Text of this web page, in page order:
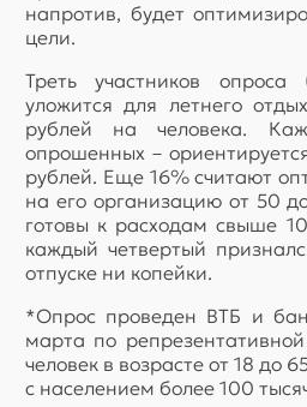
напротив, будет
цели.
Треть участников опроса
уложится для летнего
рублей на человека.
опрошенных –
рублей. Еще 16% считают
на его организацию от 50
готовы к расходам свыше
каждый четвертый
отпуске ни копейки.
*Опрос проведен ВТБ и
марта по
человек в возрасте от 18 до
с населением более 100